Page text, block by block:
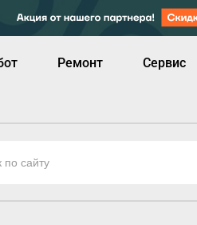
Ремонт Сервис